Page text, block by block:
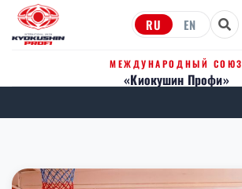
RU EN
МЕЖДУНАРОДНЫЙ СОЮЗ
«Киокушин Профи»